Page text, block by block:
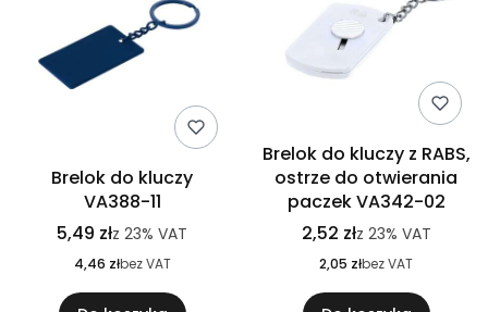
Brelok do kluczy
VA388-11
5,49 złz 23% VAT
4,46 złbez VAT
Brelok do kluczy z RABS,
ostrze do otwierania
paczek VA342-02
2,52 złz 23% VAT
2,05 złbez VAT